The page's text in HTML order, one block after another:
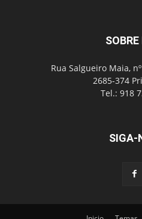
Rua Salgueiro Maia,
2685-374
Tel.: 918
SIGA-